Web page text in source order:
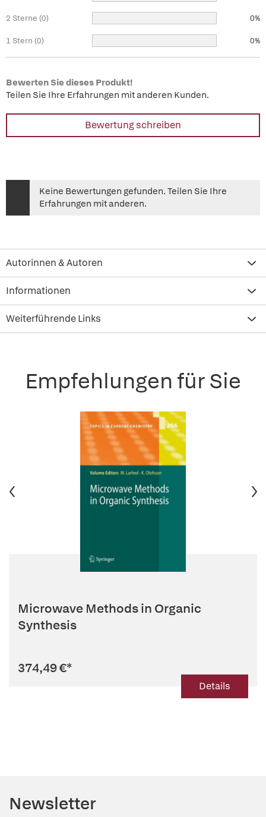
2 Sterne (0) 0%
1 Stern (0) 0%
Bewerten Sie dieses Produkt!
Teilen Sie Ihre Erfahrungen mit anderen Kunden.
Bewertung schreiben
Keine Bewertungen gefunden. Teilen Sie Ihre
Erfahrungen mit anderen.
Autorinnen & Autoren
Informationen
Weiterführende Links
Empfehlungen für Sie
Microwave Methods in Organic
Synthesis
374,49 €*
Details
Newsletter